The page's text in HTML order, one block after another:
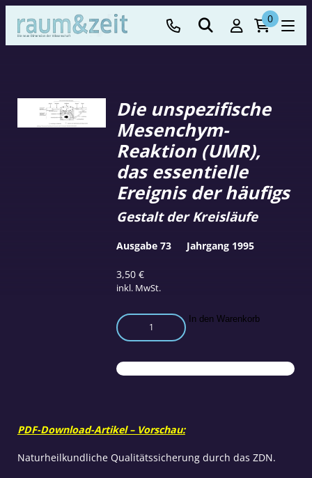
0
Die unspezifische
Mesenchym-
Reaktion (UMR),
das essentielle
Ereignis der häufigs
3,50€
inkl. MwSt.
Gestalt der Kreisläufe
Die
unspezifische
Reaktion
(UMR),
der
Menge
In den Warenkorb
Ausgabe 73 Jahrgang 1995
PDF-Download-Artikel – Vorschau:
Naturheilkundliche Qualitätssicherung durch das ZDN.